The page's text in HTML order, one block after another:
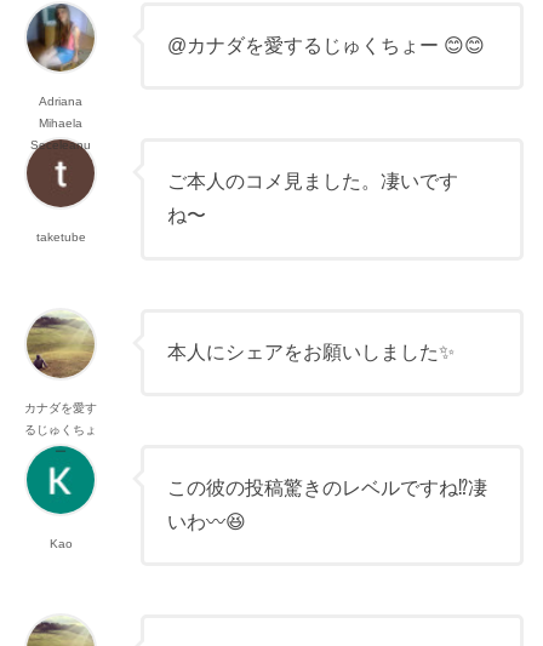
ー
Adriana
Mihaela
Seceleanu
@カナダを愛するじゅくちょー 😊😊
taketube
ご本人のコメ見ました。凄いです
ね〜
カナダを愛す
るじゅくちょ
ー
本人にシェアをお願いしました✨
Kao
この彼の投稿驚きのレベルですね⁉️凄
いわ〰😆